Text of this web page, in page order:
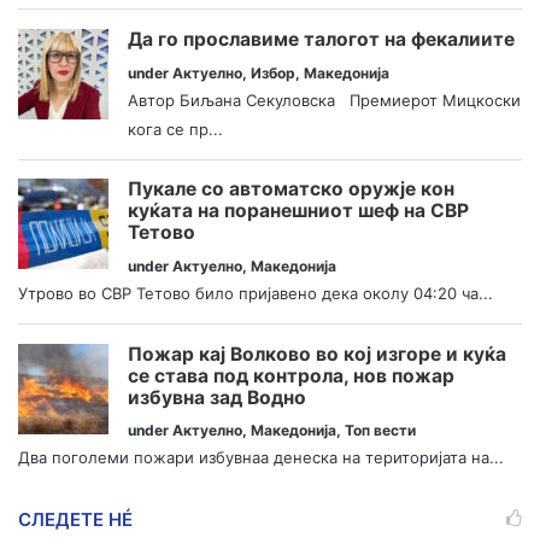
Да го прославиме талогот на фекалиите
under Актуелно, Избор, Македонија
Автор Биљана Секуловска Премиерот Мицкоски
кога се пр...
Пукале со автоматско оружје кон
куќата на поранешниот шеф на СВР
Тетово
under Актуелно, Македонија
Утрово во СВР Тетово било пријавено дека околу 04:20 ча...
Пожар кај Волково во кој изгоре и куќа
се става под контрола, нов пожар
избувна зад Водно
under Актуелно, Македонија, Топ вести
Два поголеми пожари избувнаа денеска на територијата на...
СЛЕДЕТЕ НÉ